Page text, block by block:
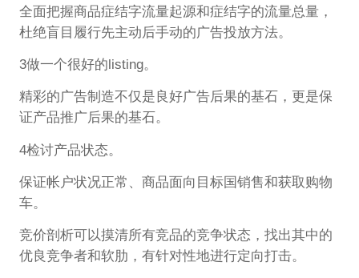
全面把握商品症结字流量起源和症结字的流量总量，
杜绝盲目履行先主动后手动的广告投放方法。
3做一个很好的listing。
精彩的广告制造不仅是良好广告后果的基石，更是保
证产品推广后果的基石。
4检讨产品状态。
保证帐户状况正常、商品面向目标国销售和获取购物
车。
竞价剖析可以摸清所有竞品的竞争状态，找出其中的
优良竞争者和软肋，有针对性地进行定向打击。